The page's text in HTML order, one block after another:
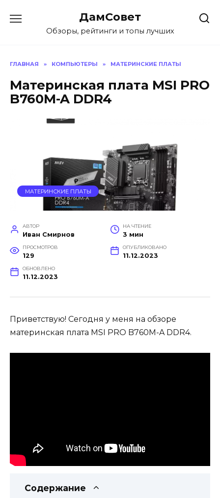
содержанию
ДамСовет
Обзоры, рейтинги и топы лучших
ГЛАВНАЯ » КОМПЬЮТЕРЫ » МАТЕРИНСКИЕ ПЛАТЫ
Материнская плата MSI PRO
B760M-A DDR4
МАТЕРИНСКИЕ ПЛАТЫ
АВТОР
Иван Смирнов
НА ЧТЕНИЕ
3 мин
ПРОСМОТРОВ
129
ОПУБЛИКОВАНО
11.12.2023
ОБНОВЛЕНО
11.12.2023
Приветствую! Сегодня у меня на обзоре
материнская плата MSI PRO B760M-A DDR4.
Содержание